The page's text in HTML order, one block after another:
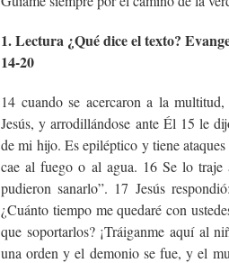
1. Lectura ¿Qué dice el texto?
14-20
14 cuando se acercaron a la
Jesús, y arrodillándose ante Él 15 le
de mi hijo. Es epiléptico y tiene
cae al fuego o al agua. 16 Se lo traje
pudieron sanarlo”. 17 Jesús
¿Cuánto tiempo me quedaré con
que soportarlos? ¡Tráiganme aquí al
una orden y el demonio se fue, y el